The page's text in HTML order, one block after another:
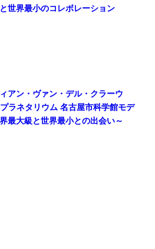
世界最小のコレボレーション
アン・ヴァン・デル・クラーウ
プラネタリウム 名古屋市科学館モデ
最大級と世界最小との出会い～